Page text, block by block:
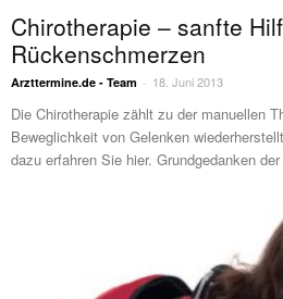
Chirotherapie – sanfte
Rückenschmerzen
Arzttermine.de - Team - 18. Juni 2013
Die Chirotherapie zählt zu der manuellen
Beweglichkeit von Gelenken
dazu erfahren Sie hier. Grundgedanken